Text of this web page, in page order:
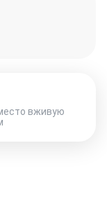
вживую